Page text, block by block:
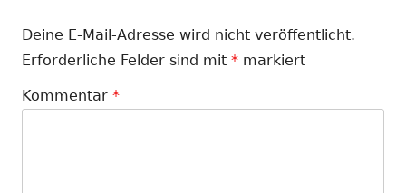
Deine E-Mail-Adresse wird nicht veröffentlicht.
Erforderliche Felder sind mit * markiert
Kommentar *